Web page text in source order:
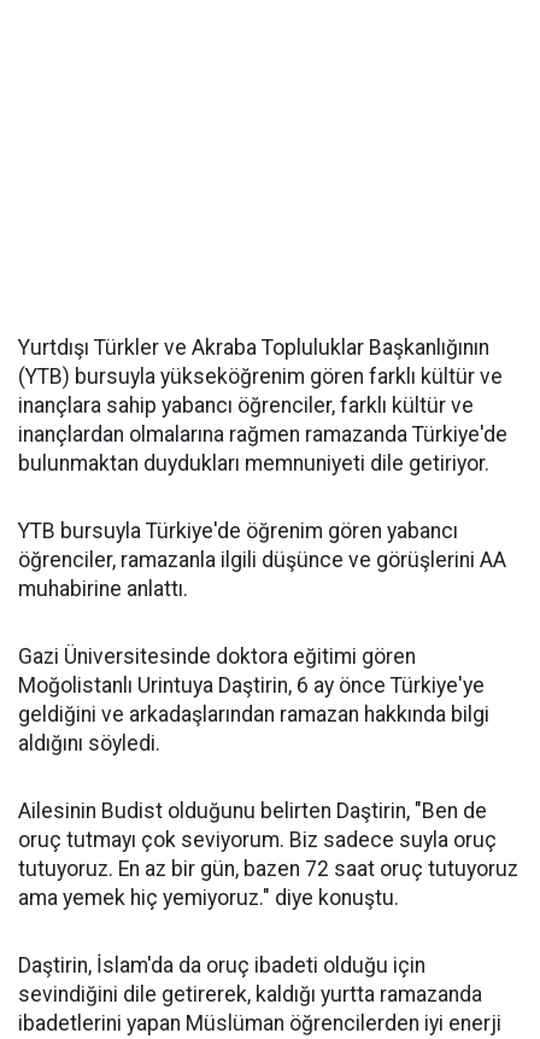
Yurtdışı Türkler ve Akraba Topluluklar Başkanlığının
(YTB) bursuyla yükseköğrenim gören farklı kültür ve
inançlara sahip yabancı öğrenciler, farklı kültür ve
inançlardan olmalarına rağmen ramazanda Türkiye'de
bulunmaktan duydukları memnuniyeti dile getiriyor.
YTB bursuyla Türkiye'de öğrenim gören yabancı
öğrenciler, ramazanla ilgili düşünce ve görüşlerini AA
muhabirine anlattı.
Gazi Üniversitesinde doktora eğitimi gören
Moğolistanlı Urintuya Daştirin, 6 ay önce Türkiye'ye
geldiğini ve arkadaşlarından ramazan hakkında bilgi
aldığını söyledi.
Ailesinin Budist olduğunu belirten Daştirin, "Ben de
oruç tutmayı çok seviyorum. Biz sadece suyla oruç
tutuyoruz. En az bir gün, bazen 72 saat oruç tutuyoruz
ama yemek hiç yemiyoruz." diye konuştu.
Daştirin, İslam'da da oruç ibadeti olduğu için
sevindiğini dile getirerek, kaldığı yurtta ramazanda
ibadetlerini yapan Müslüman öğrencilerden iyi enerji